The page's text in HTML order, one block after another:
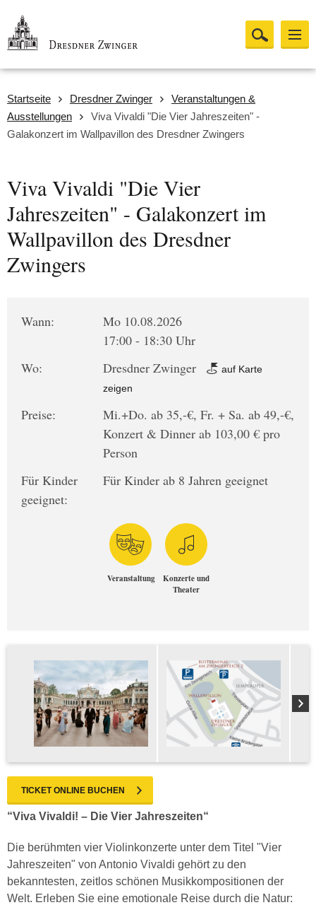
Startseite Dresdner Zwinger
Veranstaltungen &
Ausstellungen
Viva Vivaldi "Die Vier Jahreszeiten" -
Galakonzert im Wallpavillon des Dresdner Zwingers
Viva Vivaldi "Die Vier
Jahreszeiten" - Galakonzert im
Wallpavillon des Dresdner
Zwingers
Wann:
Mo 10.08.2026
17:00 - 18:30 Uhr
Wo:
Dresdner Zwinger
auf Karte
zeigen
Preise:
Mi.+Do. ab 35,-€, Fr. + Sa. ab 49,-€,
Konzert & Dinner ab 103,00 € pro
Person
Für Kinder
geeignet:
Für Kinder ab 8 Jahren geeignet
Veranstaltung
Konzerte und
Theater
TICKET ONLINE BUCHEN
“Viva Vivaldi! – Die Vier Jahreszeiten“
Die berühmten vier Violinkonzerte unter dem Titel "Vier
Jahreszeiten" von Antonio Vivaldi gehört zu den
bekanntesten, zeitlos schönen Musikkompositionen der
Welt. Erleben Sie eine emotionale Reise durch die Natur: